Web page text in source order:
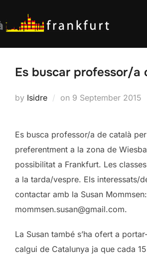
to
content
Es buscar professor/a
by Isidre on Posted
9 September 2015
Es busca professor/a de català
preferentment a la zona de
possibilitat a Frankfurt. Les
a la tarda/vespre. Els interessats/
contactar amb la Susan Mommsen:
mommsen.susan@gmail.com.
La Susan també s’ha ofert a
calgui de Catalunya ja que cada